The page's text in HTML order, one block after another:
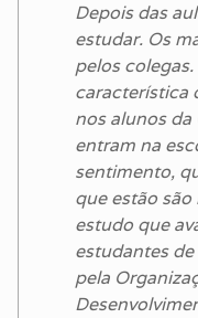
Depois das
estudar. Os
pelos
característica
nos alunos da
entram na
sentimento,
que estão
estudo que
estudantes
pela